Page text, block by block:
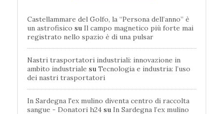
Castellammare del Golfo, la “Persona dell’anno” è
un astrofisico su Il campo magnetico più forte mai
registrato nello spazio è di una pulsar
Nastri trasportatori industriali: innovazione in
ambito industriale su Tecnologia e industria: l’uso
dei nastri trasportatori
In Sardegna l'ex mulino diventa centro di raccolta
sangue - Donatori h24 su In Sardegna l’ex mulino